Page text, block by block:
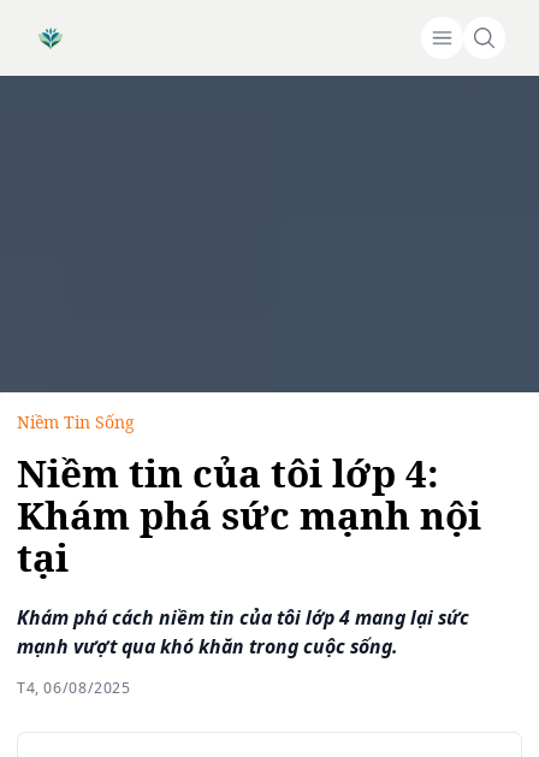
Niềm Tin Sống
Niềm tin của tôi lớp 4:
Khám phá sức mạnh nội
tại
Khám phá cách niềm tin của tôi lớp 4 mang lại sức
mạnh vượt qua khó khăn trong cuộc sống.
T4, 06/08/2025